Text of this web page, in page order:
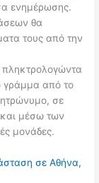
ενημέρωσης.
θα
τους από την
πληκτρολογώντα
γράμμα από το
σε
μέσω των
μονάδες.
σε Αθήνα,